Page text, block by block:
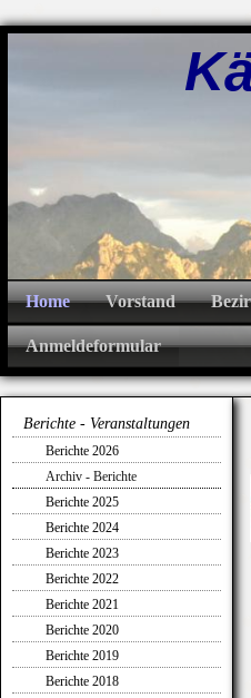
Home Vorstand
Anmeldeformular
Berichte - Veranstaltungen
Berichte 2026
Archiv - Berichte
Berichte 2025
Berichte 2024
Berichte 2023
Berichte 2022
Berichte 2021
Berichte 2020
Berichte 2019
Berichte 2018